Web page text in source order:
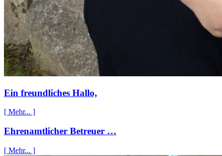
Ein freundliches Hallo,
[ Mehr... ]
Ehrenamtlicher Betreuer …
[ Mehr... ]